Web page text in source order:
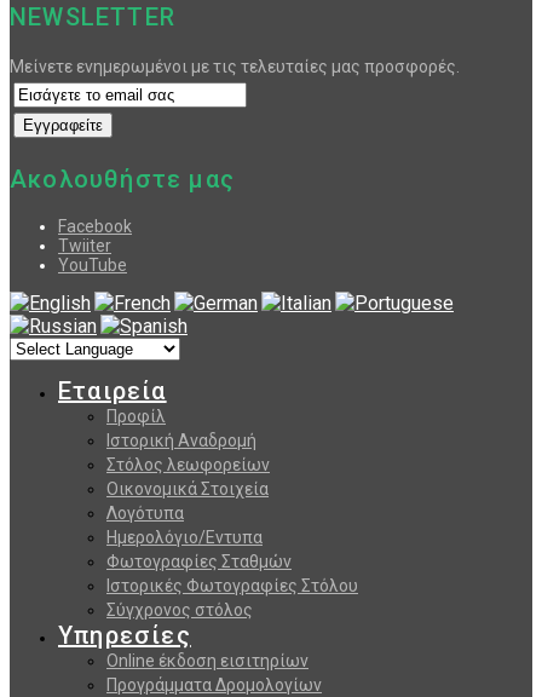
NEWSLETTER
Μείνετε ενημερωμένοι με τις τελευταίες μας προσφορές.
Ακολουθήστε μας
Facebook
Twiiter
YouTube
Εταιρεία
Προφίλ
Ιστορική Αναδρομή
Στόλος λεωφορείων
Οικονομικά Στοιχεία
Λογότυπα
Ημερολόγιο/Εντυπα
Φωτογραφίες Σταθμών
Ιστορικές Φωτογραφίες Στόλου
Σύγχρονος στόλος
Υπηρεσίες
Online έκδοση εισιτηρίων
Προγράμματα Δρομολογίων